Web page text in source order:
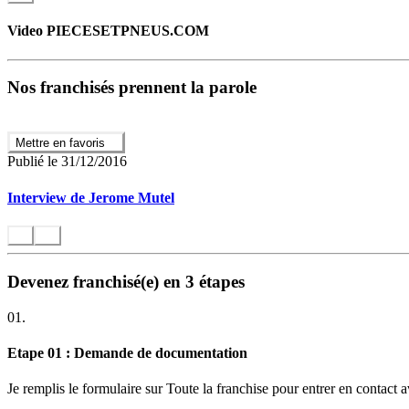
Les Prix :prix bas ne riment pas avec qualité médiocre, nous
Le Professionnalisme :il est important pour
Video PIECESETPNEUS.COM
Nos franchisés prennent la parole
Mettre en favoris
Publié le 31/12/2016
Interview de Jerome Mutel
Devenez franchisé(e) en 3 étapes
01.
Etape 01 : Demande de documentation
Je remplis le formulaire sur Toute la franchise pour entrer en contact